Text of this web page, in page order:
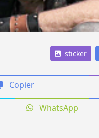
sticker
Copier
WhatsApp